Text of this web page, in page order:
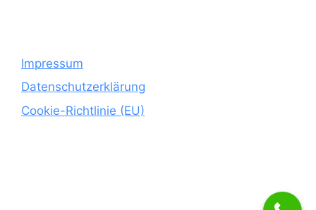
Impressum
Datenschutzerklärung
Cookie-Richtlinie (EU)